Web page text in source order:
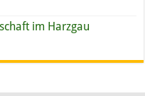
im Harzgau